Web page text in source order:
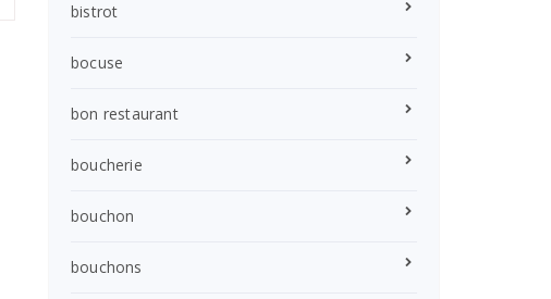
bistrot
bocuse
bon restaurant
boucherie
bouchon
bouchons